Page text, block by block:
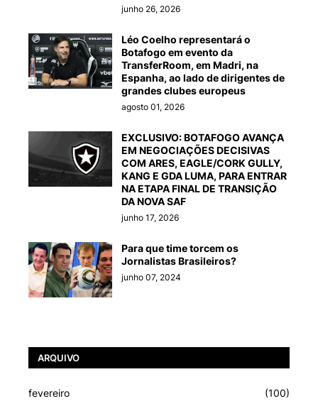
junho 26, 2026
Léo Coelho representará o
Botafogo em evento da
TransferRoom, em Madri, na
Espanha, ao lado de dirigentes de
grandes clubes europeus
agosto 01, 2026
EXCLUSIVO: BOTAFOGO AVANÇA
EM NEGOCIAÇÕES DECISIVAS
COM ARES, EAGLE/CORK GULLY,
KANG E GDA LUMA, PARA ENTRAR
NA ETAPA FINAL DE TRANSIÇÃO
DA NOVA SAF
junho 17, 2026
Para que time torcem os
Jornalistas Brasileiros?
junho 07, 2024
ARQUIVO
fevereiro (100)